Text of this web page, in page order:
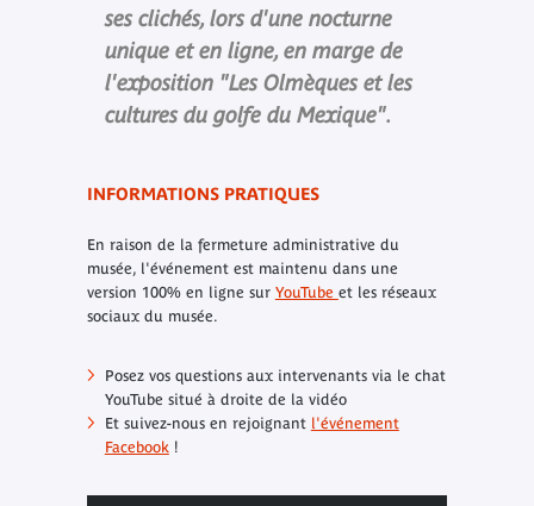
ses clichés, lors d'une nocturne
unique et en ligne, en marge de
l'exposition "Les Olmèques et les
cultures du golfe du Mexique".
INFORMATIONS PRATIQUES
En raison de la fermeture administrative du
musée, l'événement est maintenu dans une
version 100% en ligne sur YouTube et les réseaux
sociaux du musée.
Posez vos questions aux intervenants via le chat
YouTube situé à droite de la vidéo
Et suivez-nous en rejoignant l'événement
Facebook !